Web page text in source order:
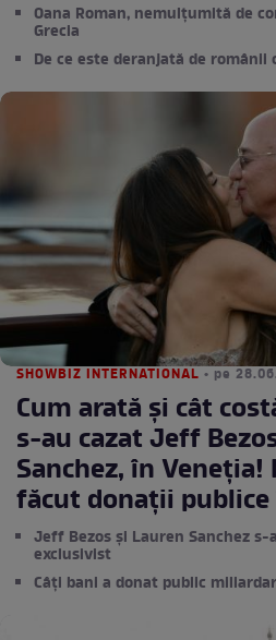
Oana Roman, nemulțumită de
Grecia
De ce este deranjată de
SHOWBIZ INTERNATIONAL • pe
Cum arată și cât
s-au cazat Jeff
Sanchez, în
făcut donații
Jeff Bezos și Lauren Sanchez
exclusivist
Câți bani a donat public